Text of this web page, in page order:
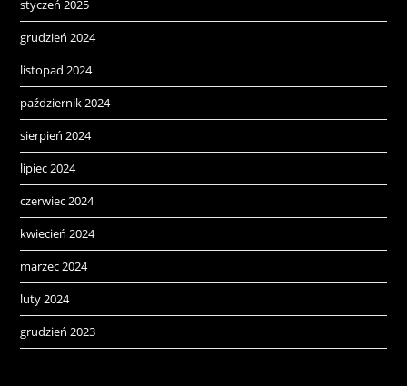
styczeń 2025
grudzień 2024
listopad 2024
październik 2024
sierpień 2024
lipiec 2024
czerwiec 2024
kwiecień 2024
marzec 2024
luty 2024
grudzień 2023